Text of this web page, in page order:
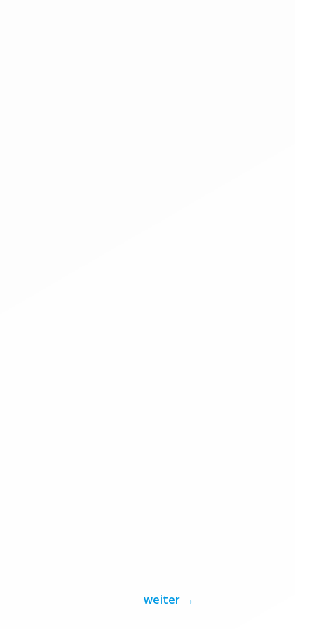
weiter →